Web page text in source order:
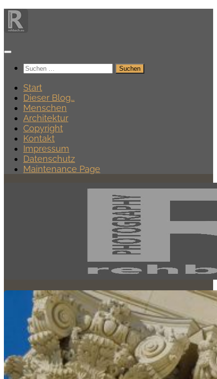
Zum
Inhalt
springen
Suchen
Start
Dieser Blog…
Menschen
Architektur
Copyright
Kontakt
Impressum
Datenschutz
Maintenance Page